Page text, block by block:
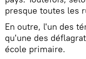
presque toutes les
En outre, l'un des
qu'une des
école primaire.